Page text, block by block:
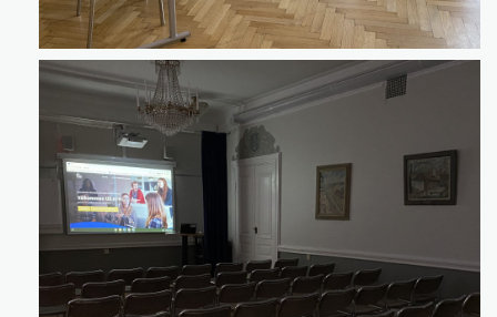
Klicka för att förstora